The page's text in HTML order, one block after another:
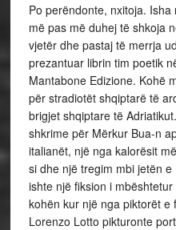
Po perëndonte, nxitoja.
më pas më duhej të shkoja
vjetër dhe pastaj të merrja
prezantuar librin tim poetik
Mantabone Edizione. Kohë
për stradiotët shqiptarë të
brigjet shqiptare të
shkrime për Mërkur Bua-n
italianët, një nga kalorësit
si dhe një tregim mbi jetën
ishte një fiksion i
kohën kur një nga piktorët e
Lorenzo Lotto pikturonte